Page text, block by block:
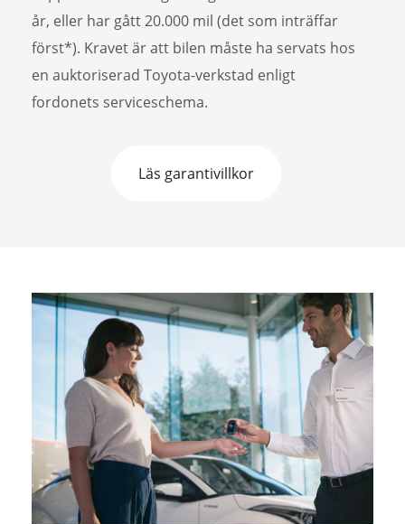
år, eller har gått 20.000 mil (det som inträffar
först*). Kravet är att bilen måste ha servats hos
en auktoriserad Toyota-verkstad enligt
fordonets serviceschema.
Läs garantivillkor